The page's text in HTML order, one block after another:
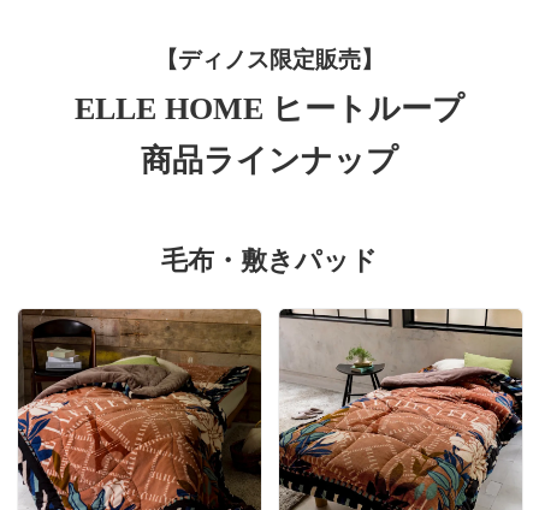
【ディノス限定販売】
ELLE HOME ヒートループ
商品ラインナップ
毛布・敷きパッド